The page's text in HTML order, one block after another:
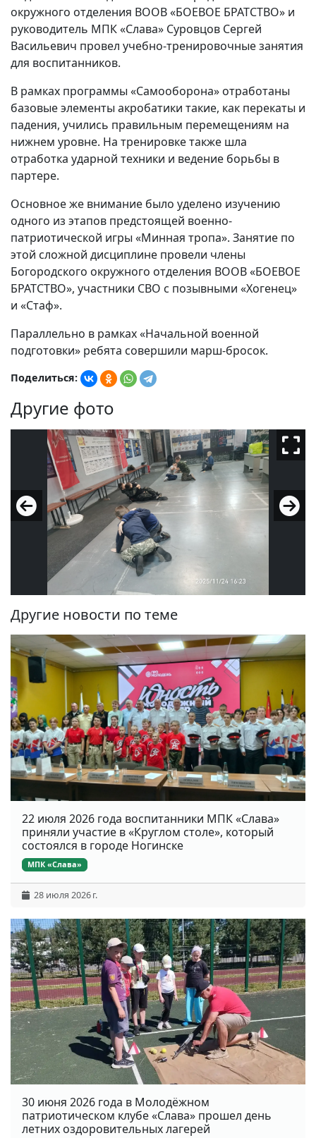
окружного отделения ВООВ «БОЕВОЕ БРАТСТВО» и
руководитель МПК «Слава» Суровцов Сергей
Васильевич провел учебно‑тренировочные занятия
для воспитанников.
В рамках программы «Самооборона» отработаны
базовые элементы акробатики такие, как перекаты и
падения, учились правильным перемещениям на
нижнем уровне. На тренировке также шла
отработка ударной техники и ведение борьбы в
партере.
Основное же внимание было уделено изучению
одного из этапов предстоящей военно-
патриотической игры «Минная тропа». Занятие по
этой сложной дисциплине провели члены
Богородского окружного отделения ВООВ «БОЕВОЕ
БРАТСТВО», участники СВО с позывными «Хогенец»
и «Стаф».
Параллельно в рамках «Начальной военной
подготовки» ребята совершили марш-бросок.
Поделиться:
Другие фото
Другие новости по теме
22 июля 2026 года воспитанники МПК «Слава»
приняли участие в «Круглом столе», который
состоялся в городе Ногинске
МПК «Слава»
28 июля 2026 г.
30 июня 2026 года в Молодёжном
патриотическом клубе «Слава» прошел день
летних оздоровительных лагерей